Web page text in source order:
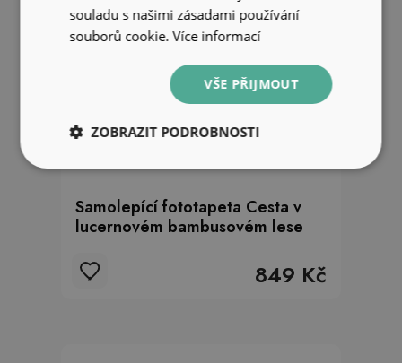
Samolepící fototapeta Cesta v
lucernovém bambusovém lese
849 Kč
souladu s našimi zásadami používání
souborů cookie.Více informací
VŠE PŘIJMOUT
ZOBRAZIT PODROBNOSTI